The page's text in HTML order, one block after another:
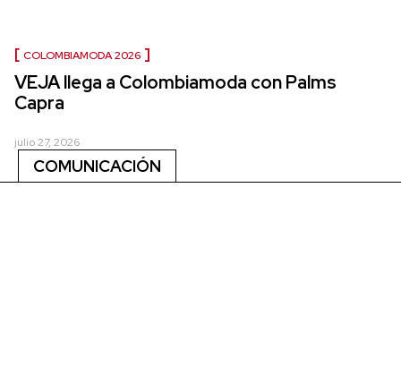
COLOMBIAMODA 2026
VEJA llega a Colombiamoda con Palms
Capra
julio 27, 2026
COMUNICACIÓN